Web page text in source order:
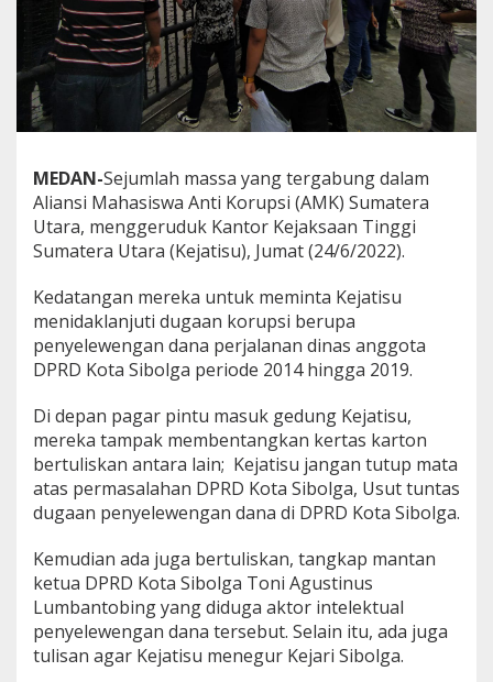
MEDAN-Sejumlah massa yang tergabung dalam
Aliansi Mahasiswa Anti Korupsi (AMK) Sumatera
Utara, menggeruduk Kantor Kejaksaan Tinggi
Sumatera Utara (Kejatisu), Jumat (24/6/2022).
Kedatangan mereka untuk meminta Kejatisu
menidaklanjuti dugaan korupsi berupa
penyelewengan dana perjalanan dinas anggota
DPRD Kota Sibolga periode 2014 hingga 2019.
Di depan pagar pintu masuk gedung Kejatisu,
mereka tampak membentangkan kertas karton
bertuliskan antara lain; Kejatisu jangan tutup mata
atas permasalahan DPRD Kota Sibolga, Usut tuntas
dugaan penyelewengan dana di DPRD Kota Sibolga.
Kemudian ada juga bertuliskan, tangkap mantan
ketua DPRD Kota Sibolga Toni Agustinus
Lumbantobing yang diduga aktor intelektual
penyelewengan dana tersebut. Selain itu, ada juga
tulisan agar Kejatisu menegur Kejari Sibolga.